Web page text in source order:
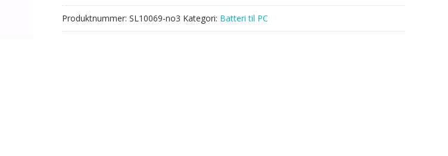
Produktnummer: SL10069-no3 Kategori: Batteri til PC